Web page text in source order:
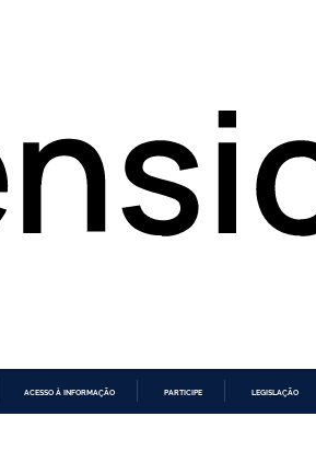
ACESSO À INFORMAÇÃO PARTICIPE LEGISLAÇÃO